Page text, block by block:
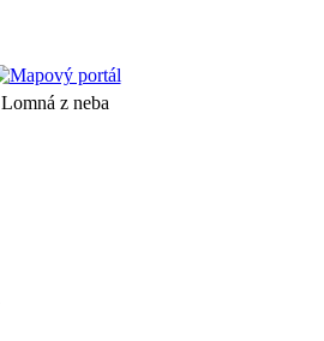
Lomná z neba